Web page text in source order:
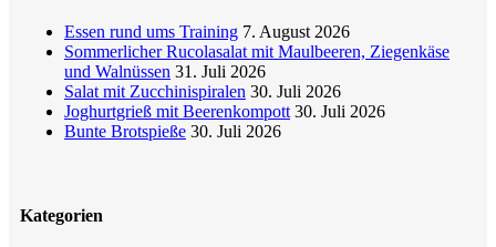
Essen rund ums Training 7. August 2026
Sommerlicher Rucolasalat mit Maulbeeren, Ziegenkäse
und Walnüssen 31. Juli 2026
Salat mit Zucchinispiralen 30. Juli 2026
Joghurtgrieß mit Beerenkompott 30. Juli 2026
Bunte Brotspieße 30. Juli 2026
Kategorien